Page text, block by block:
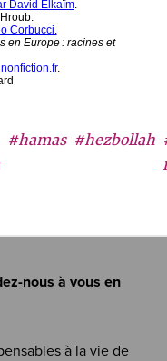
#hamas #hezbollah
David Elkaïm.
Corbucci.
en Europe : racines et
nonfiction.fr.
nous à vous en
à la vie de